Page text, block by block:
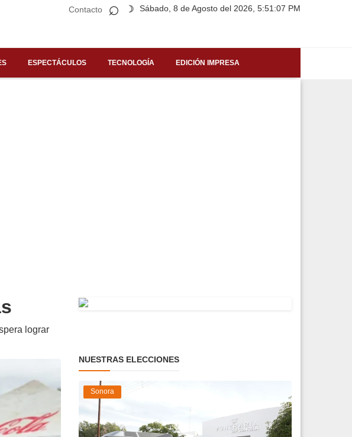
Contacto Sábado, 8 de Agosto del 2026, 5:51:07 PM
⌕ ☽
ESPECTÁCULOS TECNOLOGÍA EDICIÓN IMPRESA
lograr
NUESTRAS ELECCIONES
Sonora